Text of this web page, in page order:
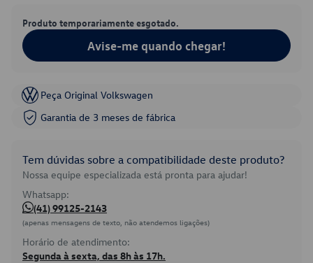
Produto temporariamente esgotado.
Avise-me quando chegar!
Peça Original Volkswagen
Garantia de 3 meses de fábrica
Tem dúvidas sobre a compatibilidade deste produto?
Nossa equipe especializada está pronta para ajudar!
Whatsapp:
(41) 99125-2143
(apenas mensagens de texto, não atendemos ligações)
Horário de atendimento:
Segunda à sexta, das 8h às 17h.